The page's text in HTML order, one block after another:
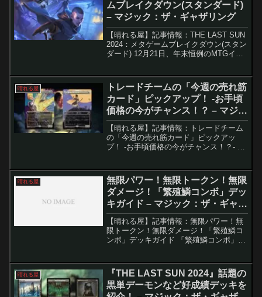
ムブレイクダウン(スタンダード)
– マジック：ザ・ギャザリング
【晴れる屋】記事情報：THE LAST SUN
2024：メタゲームブレイクダウン(スタン
ダード) 12月21日、年末恒例のMTGイベ
イヤーがスタンダー...
晴れる屋
トレードチームの「今週の売れ筋
カード」ピックアップ！ -お手頃
価格の今がチャンス！？ – マジッ
ク：ザ・ギャザリング
【晴れる屋】記事情報：トレードチーム
の「今週の売れ筋カード」ピックアッ
プ！ -お手頃価格の今がチャンス！？- ト
今週は「価格が落ち着いた今が狙い目」
とされるカードが中...
晴れる屋
無限パワー！無限トークン！無限
ダメージ！「繁殖鱗コンボ」デッ
キガイド – マジック：ザ・ギャザ
リング
【晴れる屋】記事情報：無限パワー！無
限トークン！無限ダメージ！「繁殖鱗コ
ンボ」デッキガイド 「繁殖鱗コンボ」
キです。コンボが成立すると無限マナや
無限トークン、無限ダメー...
晴れる屋
『THE LAST SUN 2024』話題の
黒単デーモンなど好成績デッキを